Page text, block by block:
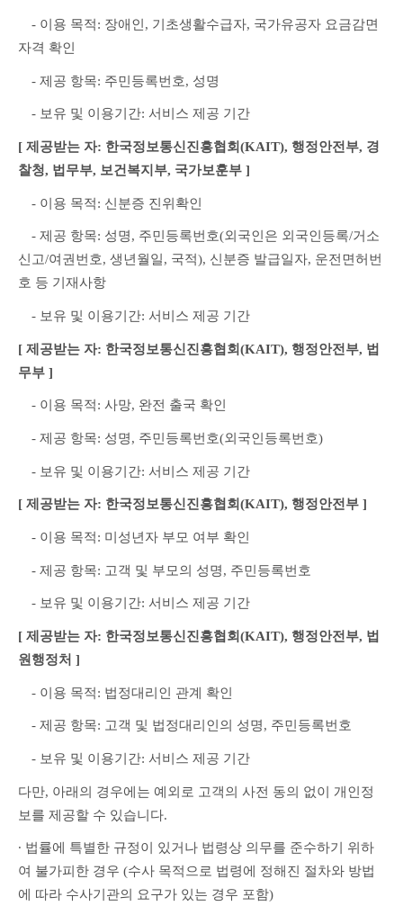
- 이용 목적: 장애인, 기초생활수급자, 국가유공자 요금감면
자격 확인
- 제공 항목: 주민등록번호, 성명
- 보유 및 이용기간: 서비스 제공 기간
[ 제공받는 자: 한국정보통신진흥협회(KAIT), 행정안전부, 경
찰청, 법무부, 보건복지부, 국가보훈부 ]
- 이용 목적: 신분증 진위확인
- 제공 항목: 성명, 주민등록번호(외국인은 외국인등록/거소
신고/여권번호, 생년월일, 국적), 신분증 발급일자, 운전면허번
호 등 기재사항
- 보유 및 이용기간: 서비스 제공 기간
[ 제공받는 자: 한국정보통신진흥협회(KAIT), 행정안전부, 법
무부 ]
- 이용 목적: 사망, 완전 출국 확인
- 제공 항목: 성명, 주민등록번호(외국인등록번호)
- 보유 및 이용기간: 서비스 제공 기간
[ 제공받는 자: 한국정보통신진흥협회(KAIT), 행정안전부 ]
- 이용 목적: 미성년자 부모 여부 확인
- 제공 항목: 고객 및 부모의 성명, 주민등록번호
- 보유 및 이용기간: 서비스 제공 기간
[ 제공받는 자: 한국정보통신진흥협회(KAIT), 행정안전부, 법
원행정처 ]
- 이용 목적: 법정대리인 관계 확인
- 제공 항목: 고객 및 법정대리인의 성명, 주민등록번호
- 보유 및 이용기간: 서비스 제공 기간
다만, 아래의 경우에는 예외로 고객의 사전 동의 없이 개인정
보를 제공할 수 있습니다.
∙ 법률에 특별한 규정이 있거나 법령상 의무를 준수하기 위하
여 불가피한 경우 (수사 목적으로 법령에 정해진 절차와 방법
에 따라 수사기관의 요구가 있는 경우 포함)